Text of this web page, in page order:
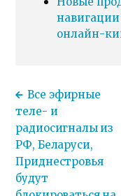
онлайн-
Все эфирные
теле- и
радиосигналы из
РФ, Беларуси,
Приднестровья
будут